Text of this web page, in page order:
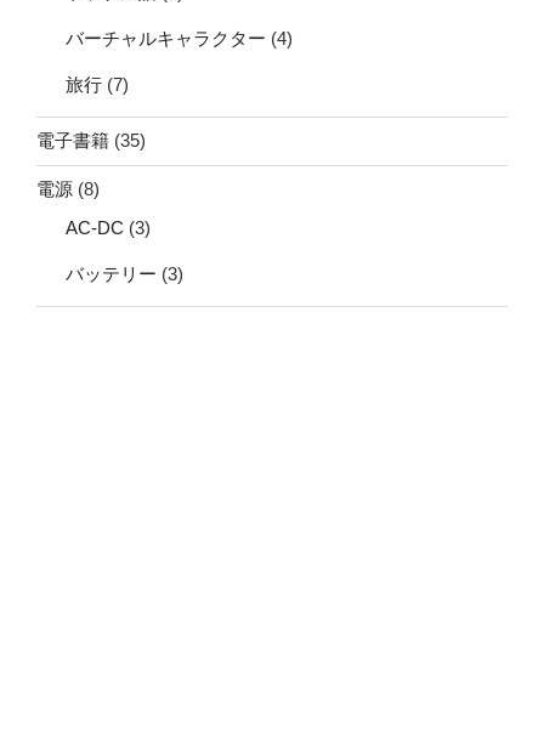
バーチャルキャラクター (4)
旅行 (7)
電子書籍 (35)
電源 (8)
AC-DC (3)
バッテリー (3)